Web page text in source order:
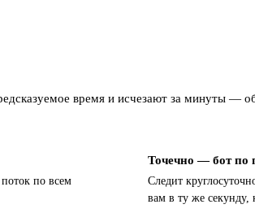
время и исчезают за минуты —
по всем
Точечно — бот по
Следит
вам в ту же секунду,